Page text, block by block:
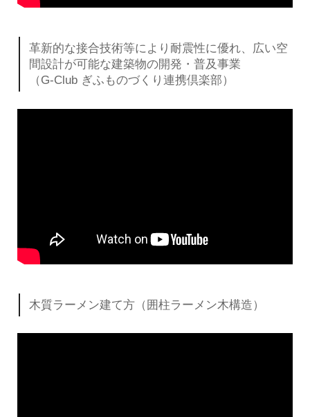
革新的な接合技術等により耐震性に優れ、 広い空
間設計が可能な建築物の開発・普及事業
（G-Club ぎふものづくり連携倶楽部）
木質ラーメン建て方（囲柱ラーメン木構造）